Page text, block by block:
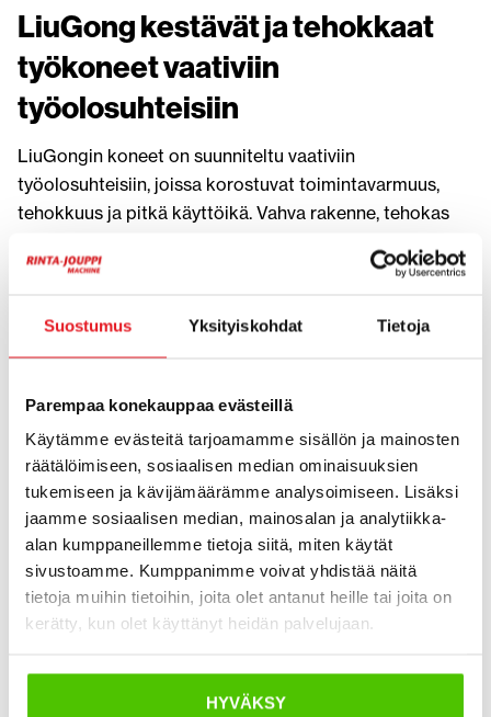
Suostumus Yksityiskohdat Tietoja
Parempaa konekauppaa evästeillä
Käytämme evästeitä tarjoamamme sisällön ja mainosten
räätälöimiseen, sosiaalisen median ominaisuuksien
tukemiseen ja kävijämäärämme analysoimiseen. Lisäksi
jaamme sosiaalisen median, mainosalan ja analytiikka-
alan kumppaneillemme tietoja siitä, miten käytät
sivustoamme. Kumppanimme voivat yhdistää näitä
tietoja muihin tietoihin, joita olet antanut heille tai joita on
kerätty, kun olet käyttänyt heidän palvelujaan.
HYVÄKSY
LiuGong kestävät ja tehokkaat
työkoneet vaativiin
työolosuhteisiin
LiuGongin koneet on suunniteltu vaativiin
työolosuhteisiin, joissa korostuvat toimintavarmuus,
tehokkuus ja pitkä käyttöikä. Vahva rakenne, tehokas
sujuvan työskentelyn niin maanrakennuksessa,
Koneet soveltuvat erinomaisesti jatkuvaan
ammattikäyttöön erilaisissa ympäristöissä.
Moderni teknologia ja jatkuva tuotekehitys ovat
keskeinen osa LiuGongin toimintaa. Yritys panostaa
voimakkaasti sähköisiin työkoneisiin,
polttoainetaloudellisuuteen ja älykkäisiin ratkaisuihin,
jotka tukevat tehokasta ja ympäristöystävällistä
työskentelyä. LiuGong on esitellyt useita
sähkökäyttöisiä koneita ja kehittänyt aktiivisesti uusia
ratkaisuja kestävän rakentamisen tarpeisiin.
suunnittelussa. Ergonomiset ohjaamot, hyvä näkyvyys ja
selkeät hallintalaitteet tekevät työskentelystä turvallista